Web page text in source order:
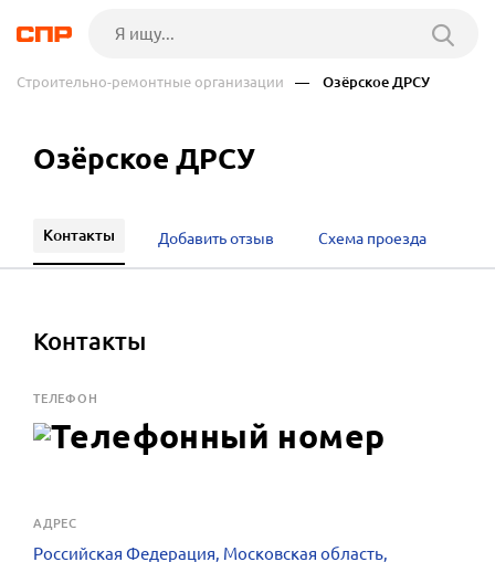
Строительно-ремонтные организации — Озёрское ДРСУ
Озёрское ДРСУ
Контакты Добавить отзыв Схема проезда
Контакты
ТЕЛЕФОН
АДРЕС
Российская Федерация, Московская область,